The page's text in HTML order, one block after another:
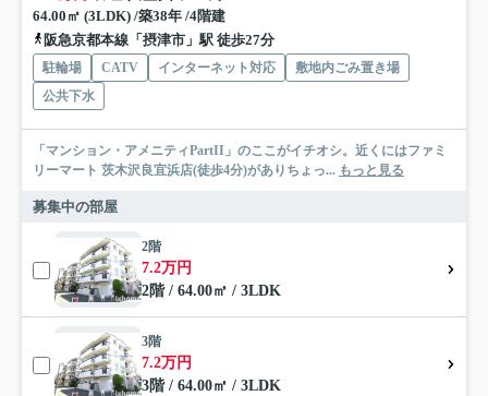
64.00㎡ (3LDK) /築38年 /4階建
阪急京都本線「摂津市」駅 徒歩27分
駐輪場 CATV インターネット対応
敷地内ごみ置き場
公共下水
「マンション・アメニティPartII」のここがイチオシ。近くにはファミ
リーマート 茨木沢良宜浜店(徒歩4分)がありちょっ... もっと見る
募集中の部屋
2階
7.2万円
2階 / 64.00㎡ / 3LDK
3階
7.2万円
3階 / 64.00㎡ / 3LDK